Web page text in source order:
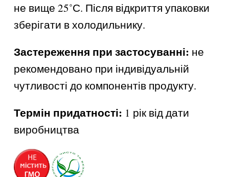
не вище 25˚С. Після відкриття упаковки
зберігати в холодильнику.
Застереження при застосуванні: не
рекомендовано при індивідуальній
чутливості до компонентів продукту.
Термін придатності: 1 рік від дати
виробництва